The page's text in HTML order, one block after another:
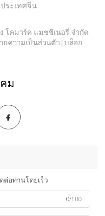
ระเทศจีน
โคมาร์ค แมชชีเนอรี่ จำกัด
ยความเป็นส่วนตัว| บล็อก
ม
ต่อท่านโดยเร็ว
0/100